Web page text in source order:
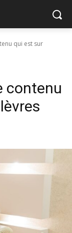
qui est sur
contenu